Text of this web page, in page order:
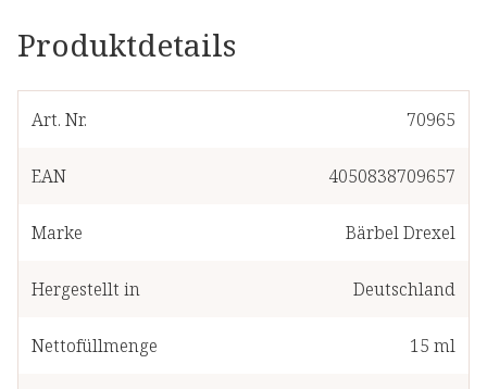
Produktdetails
Art. Nr. 70965
EAN 4050838709657
Marke Bärbel Drexel
Hergestellt in Deutschland
Nettofüllmenge 15 ml